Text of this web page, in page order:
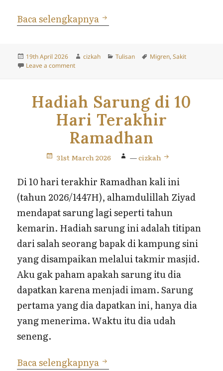
Baca selengkapnya “Izin…”
Posted
on
19th April 2026 Author
cizkah Categories
Tulisan Tags
Migren,Sakit
Leave a commenton “Izin…”
Hadiah Sarung di 10
Hari Terakhir
Ramadhan
31st March 2026 —cizkah
Di 10 hari terakhir Ramadhan kali ini
(tahun 2026/1447H), alhamdulillah Ziyad
mendapat sarung lagi seperti tahun
kemarin. Hadiah sarung ini adalah titipan
dari salah seorang bapak di kampung sini
yang disampaikan melalui takmir masjid.
Aku gak paham apakah sarung itu dia
dapatkan karena menjadi imam. Sarung
pertama yang dia dapatkan ini, hanya dia
yang menerima. Waktu itu dia udah
seneng.
Baca selengkapnya Hadiah Sarung di 10 Hari